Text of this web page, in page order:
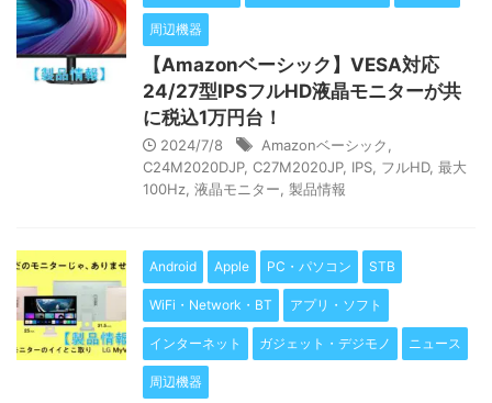
周辺機器
【Amazonベーシック】VESA対応
24/27型IPSフルHD液晶モニターが共
に税込1万円台！
2024/7/8 Amazonベーシック
C24M2020DJP, C27M2020JP, IPS フルHD, 最大
100Hz 液晶モニター 製品情報
Android Apple PC・パソコン STB
WiFi・Network・BT アプリ・ソフト
インターネット ガジェット・デジモノ ニュース
周辺機器